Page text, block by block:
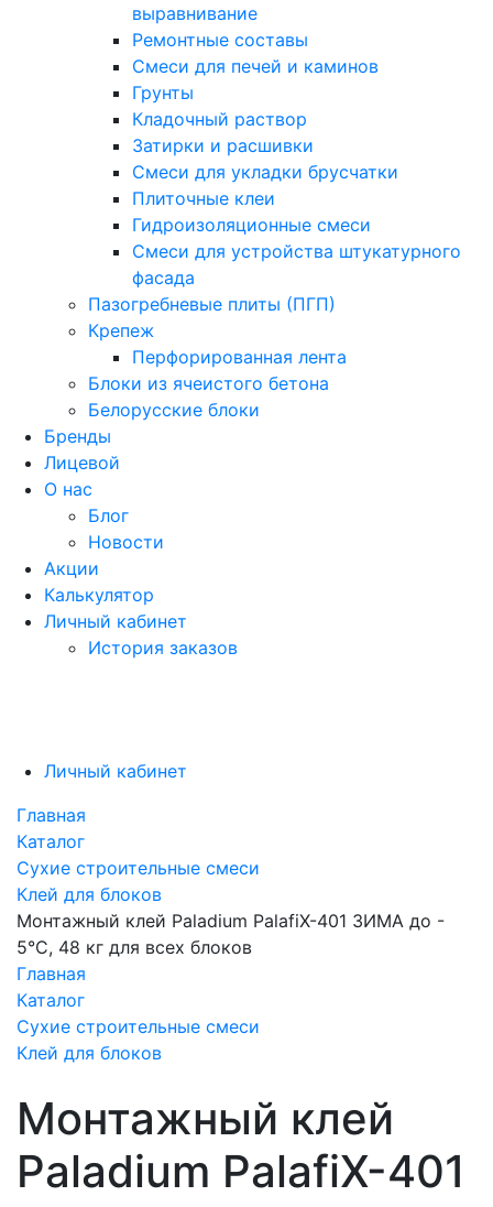
выравнивание
Ремонтные составы
Смеси для печей и каминов
Грунты
Кладочный раствор
Затирки и расшивки
Смеси для укладки брусчатки
Плиточные клеи
Гидроизоляционные смеси
Смеси для устройства штукатурного
фасада
Пазогребневые плиты (ПГП)
Крепеж
Перфорированная лента
Блоки из ячеистого бетона
Белорусские блоки
Бренды
Лицевой
О нас
Блог
Новости
Акции
Калькулятор
Личный кабинет
История заказов
Личный кабинет
Главная
Каталог
Сухие строительные смеси
Клей для блоков
Монтажный клей Paladium PalafiX-401 ЗИМА до -
5°С, 48 кг для всех блоков
Главная
Каталог
Сухие строительные смеси
Клей для блоков
Монтажный клей
Paladium PalafiX-401